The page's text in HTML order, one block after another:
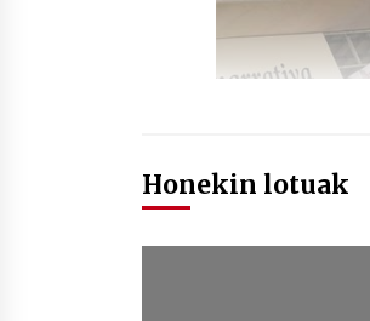
Honekin lotuak